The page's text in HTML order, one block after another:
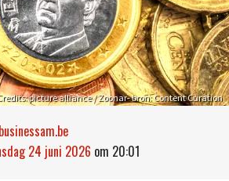
picture alliance / Zoonar- bron: Content Curation
businessam.be
24 juni 2026 om 20:01